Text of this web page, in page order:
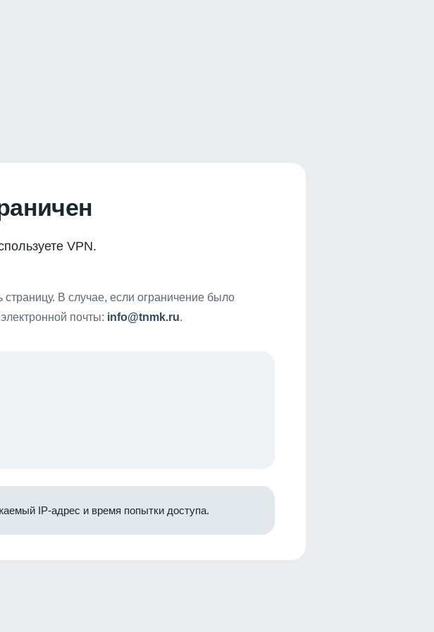
VPN.
В случае, если ограничение было
почты: info@tnmk.ru.
IP-адрес и время попытки доступа.